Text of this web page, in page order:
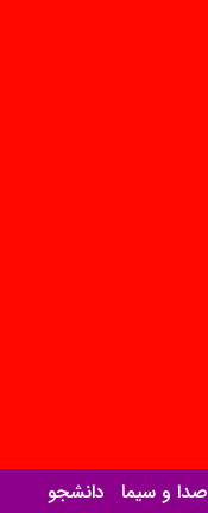
صدا و سیما دانشجو